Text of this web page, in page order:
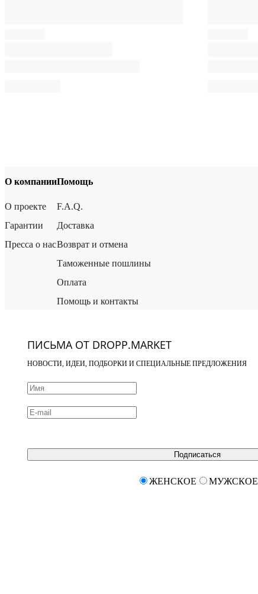
О компании
О проекте
Гарантии
Пресса о нас
Помощь
F.A.Q.
Доставка
Возврат и отмена
Таможенные пошлины
Оплата
Помощь и контакты
ПИСЬМА ОТ DROPP.MARKET
НОВОСТИ, ИДЕИ, ПОДБОРКИ И СПЕЦИАЛЬНЫЕ ПРЕДЛОЖЕНИЯ
Подписаться
ЖЕНСКОЕ МУЖСКОЕ